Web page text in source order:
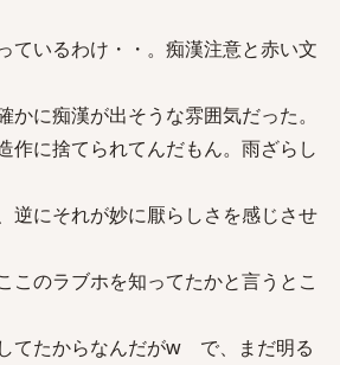
ているわけ・・。痴漢注意と赤い文
かに痴漢が出そうな雰囲気だった。
作に捨てられてんだもん。雨ざらし
逆にそれが妙に厭らしさを感じさせ
このラブホを知ってたかと言うとこ
てたからなんだがw で、まだ明る